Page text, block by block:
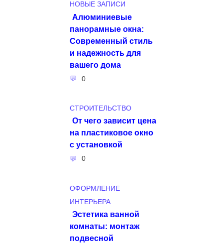
НОВЫЕ ЗАПИСИ
Алюминиевые
панорамные окна:
Современный стиль
и надежность для
вашего дома
0
СТРОИТЕЛЬСТВО
От чего зависит цена
на пластиковое окно
с установкой
0
ОФОРМЛЕНИЕ
ИНТЕРЬЕРА
Эстетика ванной
комнаты: монтаж
подвесной